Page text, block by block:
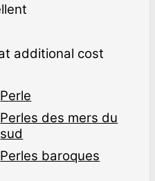
at additional cost
Perle
Perles des mers du
sud
Perles baroques